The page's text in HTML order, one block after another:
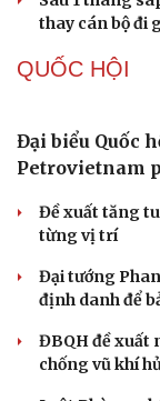
Tạm giam cha
1 giờ sáng
Bị bắt sau khi
Bắt giam nữ
TỔ CHỨC
Quảng Trị đưa
hành chính -
Cà Mau bổ
Bổ nhiệm 2